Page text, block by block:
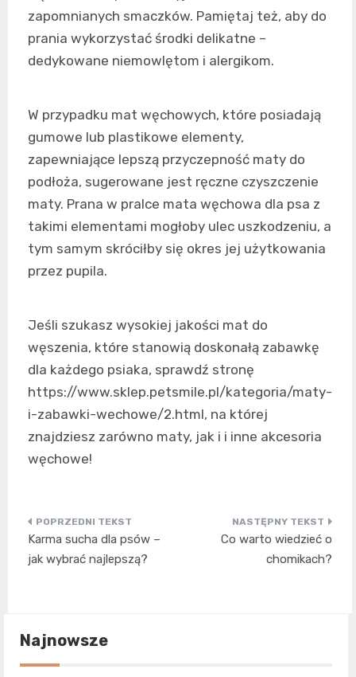
zapomnianych smaczków. Pamiętaj też, aby do
prania wykorzystać środki delikatne –
dedykowane niemowlętom i alergikom.
W przypadku mat węchowych, które posiadają
gumowe lub plastikowe elementy,
zapewniające lepszą przyczepność maty do
podłoża, sugerowane jest ręczne czyszczenie
maty. Prana w pralce mata węchowa dla psa z
takimi elementami mogłoby ulec uszkodzeniu, a
tym samym skróciłby się okres jej użytkowania
przez pupila.
Jeśli szukasz wysokiej jakości mat do
węszenia, które stanowią doskonałą zabawkę
dla każdego psiaka, sprawdź stronę
https://www.sklep.petsmile.pl/kategoria/maty-
i-zabawki-wechowe/2.html, na której
znajdziesz zarówno maty, jak i i inne akcesoria
węchowe!
Nawigacja
wpisu
Karma sucha dla psów –
jak wybrać najlepszą?
Co warto wiedzieć o
chomikach?
Najnowsze